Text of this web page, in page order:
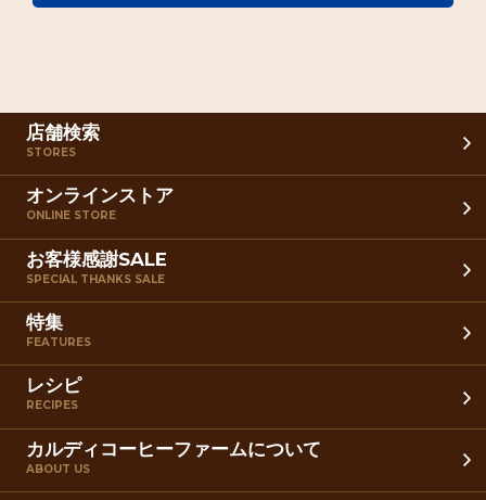
店舗検索
STORES
オンラインストア
ONLINE STORE
お客様感謝SALE
SPECIAL THANKS SALE
特集
FEATURES
レシピ
RECIPES
カルディコーヒーファームについて
ABOUT US